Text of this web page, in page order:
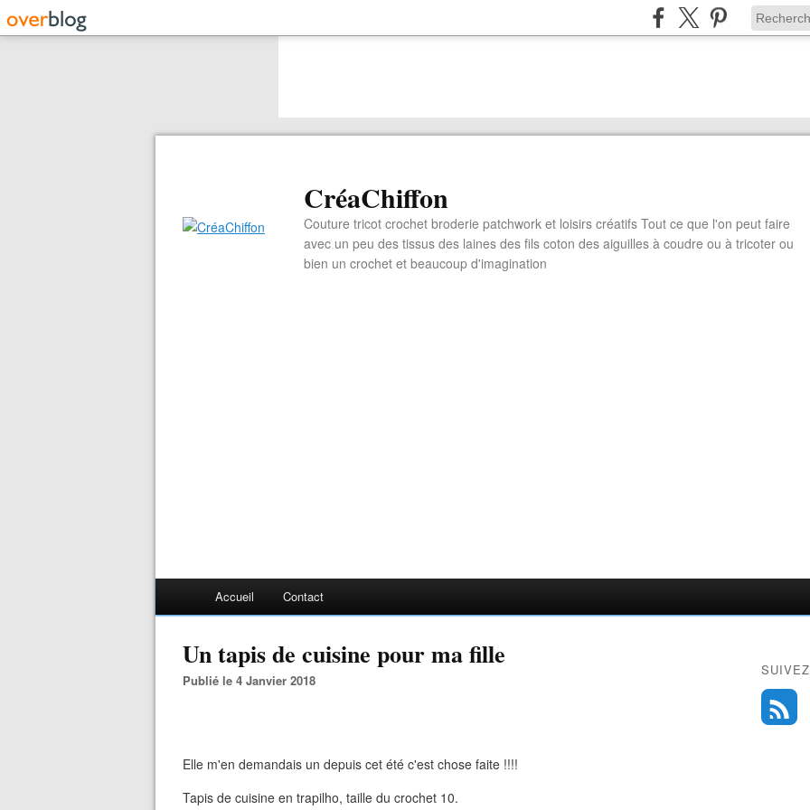
CréaChiffon
Couture tricot crochet broderie patchwork et loisirs créatifs Tout ce que l'on peut faire
avec un peu des tissus des laines des fils coton des aiguilles à coudre ou à tricoter ou
bien un crochet et beaucoup d'imagination
Accueil Contact
Un tapis de cuisine pour ma fille
Publié le 4 Janvier 2018
Elle m'en demandais un depuis cet été c'est chose faite !!!!
Tapis de cuisine en trapilho, taille du crochet 10.